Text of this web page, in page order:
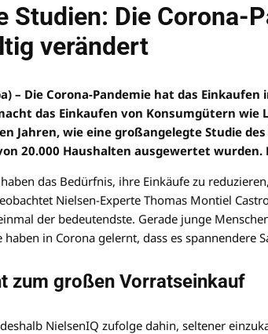
Studien: Die Corona-
verändert
– Die Corona-Pandemie hat das
das Einkaufen von Konsumgütern
Jahren, wie eine großangelegte Studie
20.000 Haushalten ausgewertet wurden.
das Bedürfnis, ihre Einkäufe zu
Nielsen-Experte Thomas Montiel
der bedeutendste. Gerade junge
haben in Corona gelernt, dass es
zum großen Vorratseinkauf
NielsenIQ zufolge dahin, seltener